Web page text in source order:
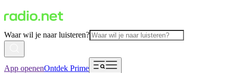
Waar wil je naar luisteren?
App openenOntdek Prime